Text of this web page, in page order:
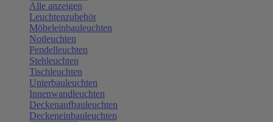
Alle anzeigen
Leuchtenzubehör
Möbeleinbauleuchten
Notleuchten
Pendelleuchten
Stehleuchten
Tischleuchten
Unterbauleuchten
Innenwandleuchten
Deckenaufbauleuchten
Deckeneinbauleuchten